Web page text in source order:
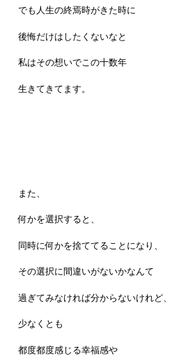
でも人生の終焉時がきた時に
後悔だけはしたくないなと
私はその想いでこの十数年
生きてきてます。
また、
何かを選択すると、
同時に何かを捨ててることになり、
その選択に間違いがないかなんて
過ぎてみなければ分からないけれど、
少なくとも
都度都度感じる幸福感や